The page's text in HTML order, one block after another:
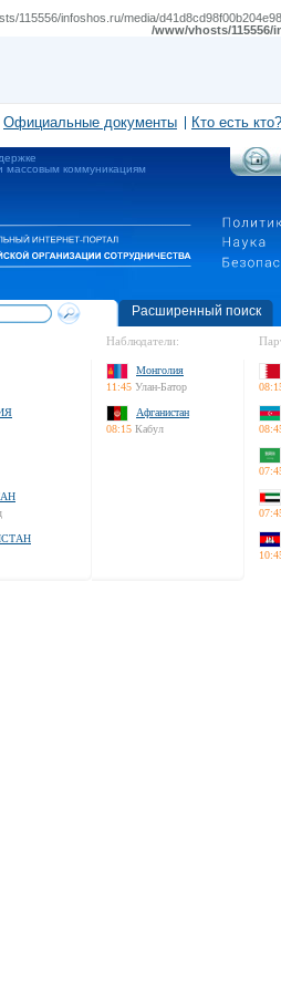
115556/infoshos.ru/media/
/www/vhosts/
Официальные документы Кто есть кто?
массовым коммуникациям
Расширенный поиск
Наблюдатели:
Монголия
11:45 Улан-Батор
Афганистан
08:15 Кабул